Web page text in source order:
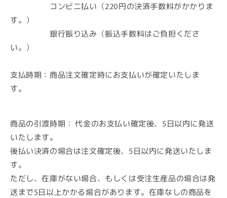
コンビニ払い（220円の決済手数料がかかりま
す。）
銀行振り込み（振込手数料はご負担くださ
い。）
支払時期：商品注文確定時にお支払いが確定いたしま
す。
商品の引渡時期： 代金のお支払い確定後、5日以内に発送
いたします。
後払い決済の場合は注文確定後、5日以内に発送いたしま
す。
ただし、在庫がない場合、もしくは受注生産品の場合は発
送まで5日以上かかる場合があります。在庫なしの商品を